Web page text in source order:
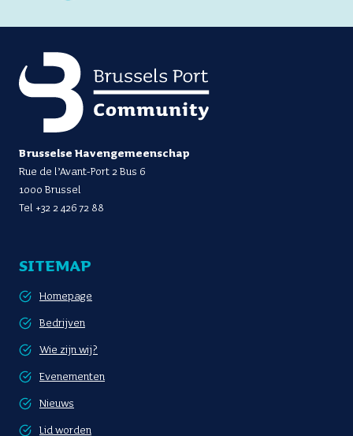
Brusselse Havengemeenschap
Rue de l’Avant-Port 2 Bus 6
1000 Brussel
Tel +32 2 426 72 88
SITEMAP
Homepage
Bedrijven
Wie zijn wij?
Evenementen
Nieuws
Lid worden